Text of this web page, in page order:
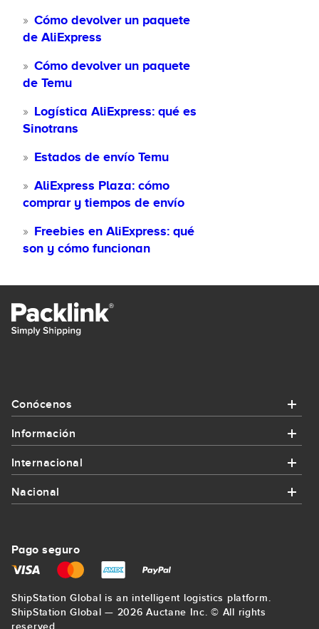
Cómo devolver un paquete
de AliExpress
Cómo devolver un paquete
de Temu
Logística AliExpress: qué es
Sinotrans
Estados de envío Temu
AliExpress Plaza: cómo
comprar y tiempos de envío
Freebies en AliExpress: qué
son y cómo funcionan
Conócenos
Conócenos
Regístrate
Blog
Información
Información
Promociones y cupones
Envíos para empresas
Precio mínimo garantizado
Internacional
Internacional
Enviar paquete a Francia
Enviar paquete a Estados Unidos
Nacional
Enviar paquete a Bilbao
Enviar paquete a La Coruña
Pago seguro
ShipStation Global is an intelligent logistics platform.
ShipStation Global — 2026 Auctane Inc. © All rights
reserved.